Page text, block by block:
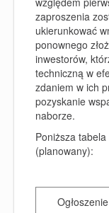
zaproszenia
ukierunkować
ponownego
inwestorów,
techniczną w
zdaniem w ich
pozyskanie
naborze.
Poniższa
(planowany):